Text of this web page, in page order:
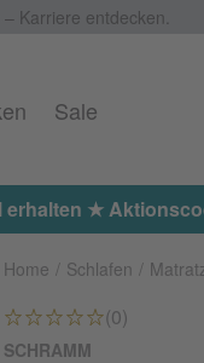
Karriere entdecken.
Sale
★
Home Schlafen
(0)
SCHRAMM